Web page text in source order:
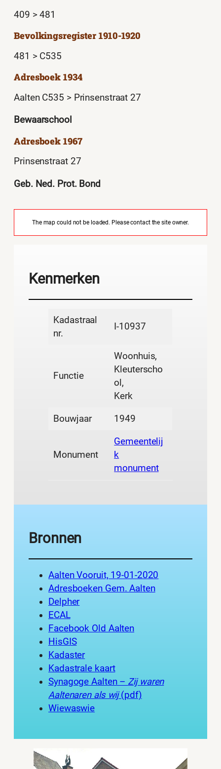
409 > 481
Bevolkingsregister 1910-1920
481 > C535
Adresboek 1934
Aalten C535 > Prinsenstraat 27
Bewaarschool
Adresboek 1967
Prinsenstraat 27
Geb. Ned. Prot. Bond
The map could not be loaded. Please contact the site owner.
Kenmerken
Kadastraal
nr.
I-10937
Functie
Woonhuis,
Kleuterscho
ol,
Kerk
Bouwjaar 1949
Monument
Gemeentelij
k
monument
Bronnen
Aalten Vooruit, 19-01-2020
Adresboeken Gem. Aalten
Delpher
ECAL
Facebook Old Aalten
HisGIS
Kadaster
Kadastrale kaart
Synagoge Aalten – Zij waren
Aaltenaren als wij(pdf)
Wiewaswie